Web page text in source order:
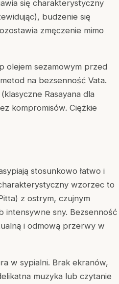
się charakterystyczny
budzenie się
zmęczenie mimo
olejem sezamowym przed
na bezsenność Vata.
(klasyczne Rasayana dla
kompromisów. Ciężkie
stosunkowo łatwo i
wzorzec to
z ostrym, czujnym
intensywne sny. Bezsenność
i odmową przerwy w
w sypialni. Brak ekranów,
muzyka lub czytanie